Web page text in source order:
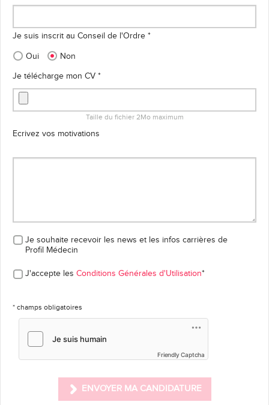
Je suis inscrit au Conseil de l'Ordre *
Oui
Non
Je télécharge mon CV *
Taille du fichier 2Mo maximum
Ecrivez vos motivations
Je souhaite recevoir les news et les infos carrières de
Profil Médecin
J'accepte les Conditions Générales d'Utilisation*
* champs obligatoires
Friendly Captcha
ENVOYER MA CANDIDATURE